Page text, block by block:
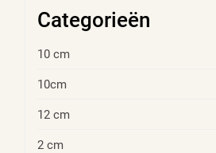
Categorieën
10 cm
10cm
12 cm
2 cm